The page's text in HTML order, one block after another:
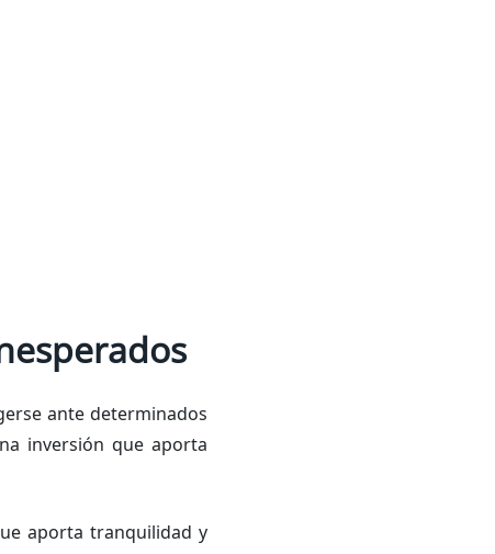
ante determinados
inversión que aporta
aporta tranquilidad y